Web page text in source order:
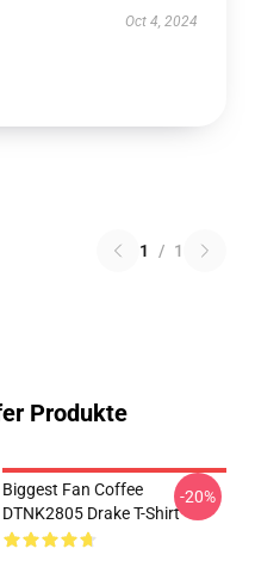
Oct 4, 2024
1 / 1
Produkte
Biggest Fan Coffee
DTNK2805 Drake T-Shirt
-20%